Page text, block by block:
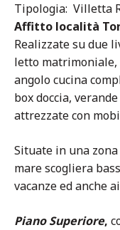
Tipologia: Villetta
Affitto località
Realizzate su due
letto matrimoniale,
angolo cucina
box doccia,
attrezzate con
Situate in una
mare scogliera
vacanze ed anche
Piano Superiore,